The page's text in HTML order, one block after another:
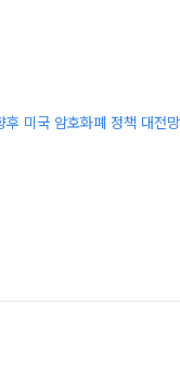
미국 암호화폐 정책 대전망